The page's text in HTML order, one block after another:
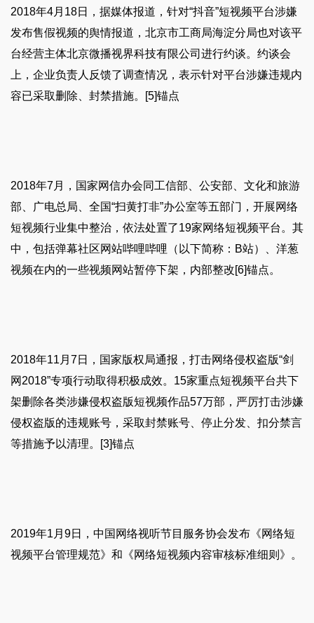
2018年4月18日，据媒体报道，针对“抖音”短视频平台涉嫌
发布售假视频的舆情报道，北京市工商局海淀分局也对该平
台经营主体北京微播视界科技有限公司进行约谈。约谈会
上，企业负责人反馈了调查情况，表示针对平台涉嫌违规内
容已采取删除、封禁措施。[5]锚点
2018年7月，国家网信办会同工信部、公安部、文化和旅游
部、广电总局、全国“扫黄打非”办公室等五部门，开展网络
短视频行业集中整治，依法处置了19家网络短视频平台。其
中，包括弹幕社区网站哔哩哔哩（以下简称：B站）、洋葱
视频在内的一些视频网站暂停下架，内部整改[6]锚点。
2018年11月7日，国家版权局通报，打击网络侵权盗版“剑
网2018”专项行动取得积极成效。15家重点短视频平台共下
架删除各类涉嫌侵权盗版短视频作品57万部，严厉打击涉嫌
侵权盗版的违规账号，采取封禁账号、停止分发、扣分禁言
等措施予以清理。[3]锚点
2019年1月9日，中国网络视听节目服务协会发布《网络短
视频平台管理规范》和《网络短视频内容审核标准细则》。